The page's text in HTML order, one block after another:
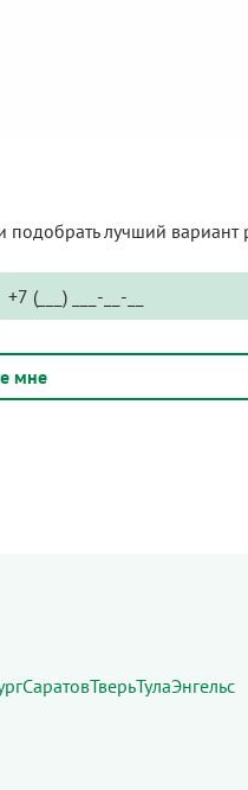
подобрать лучший
СаратовТверьТулаЭнгельс